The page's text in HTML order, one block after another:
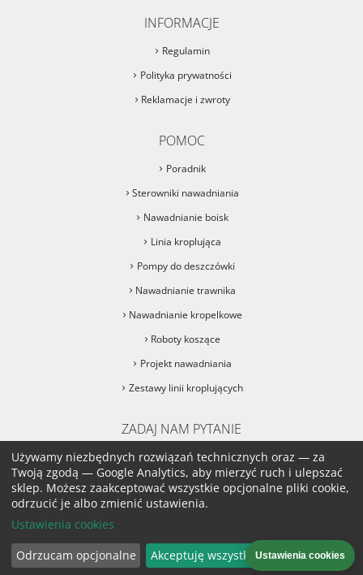
INFORMACJE
Regulamin
Polityka prywatności
Reklamacje i zwroty
POMOC
Poradnik
Sterowniki nawadniania
Nawadnianie boisk
Linia kroplująca
Pompy do deszczówki
Nawadnianie trawnika
Nawadnianie kropelkowe
Roboty koszące
Projekt nawadniania
Zestawy linii kroplujących
ZADAJ NAM PYTANIE
sklep@podlane.pl
sklep@podlane.pl
PRZEJDŹ DO DZIAŁU KONTAKT
Projekt i wykonanie: sklepy internetowe GOshop
Używamy niezbędnych rozwiązań technicznych oraz — za
Twoją zgodą — Google Analytics, aby mierzyć ruch i ulepszać
sklep. Możesz zaakceptować wszystkie opcjonalne pliki cookie,
odrzucić je albo zmienić ustawienia.
Ustawienia cookies
Odrzucam opcjonalne Akceptuję wszystkieUstawienia cookies